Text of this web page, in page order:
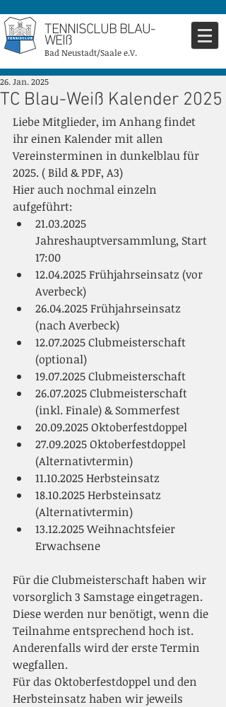
TENNISCLUB BLAU-
WEIß
Bad Neustadt/Saale e.V.
TC Blau-Weiß Kalender 2025
26. Jan. 2025
Liebe Mitglieder, im Anhang findet
ihr einen Kalender mit allen
Vereinsterminen in dunkelblau für
2025. ( Bild & PDF, A3)
Hier auch nochmal einzeln
aufgeführt:
21.03.2025
Jahreshauptversammlung, Start
17:00
12.04.2025 Frühjahrseinsatz (vor
Averbeck)
26.04.2025 Frühjahrseinsatz
(nach Averbeck)
12.07.2025 Clubmeisterschaft
(optional)
19.07.2025 Clubmeisterschaft
26.07.2025 Clubmeisterschaft
(inkl. Finale) & Sommerfest
20.09.2025 Oktoberfestdoppel
27.09.2025 Oktoberfestdoppel
(Alternativtermin)
11.10.2025 Herbsteinsatz
18.10.2025 Herbsteinsatz
(Alternativtermin)
13.12.2025 Weihnachtsfeier
Erwachsene
Für die Clubmeisterschaft haben wir
vorsorglich 3 Samstage eingetragen.
Diese werden nur benötigt, wenn die
Teilnahme entsprechend hoch ist.
Anderenfalls wird der erste Termin
wegfallen.
Für das Oktoberfestdoppel und den
Herbsteinsatz haben wir jeweils